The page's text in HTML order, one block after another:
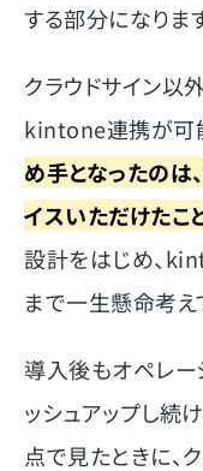
する部分になりま
クラウドサイン以
kintone連携が可
め手となったのは
イスいただけたこ
設計をはじめ、
まで一生懸命考え
導入後もオペレー
ッシュアップし続
点で見たときに、